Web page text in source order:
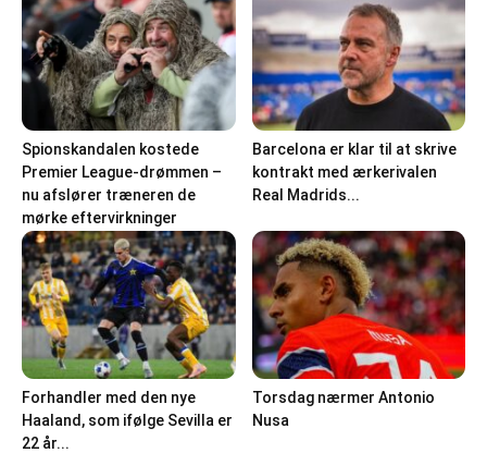
Spionskandalen kostede
Premier League-drømmen –
nu afslører træneren de
mørke eftervirkninger
Barcelona er klar til at skrive
kontrakt med ærkerivalen
Real Madrids...
Forhandler med den nye
Haaland, som ifølge Sevilla er
22 år...
Torsdag nærmer Antonio
Nusa